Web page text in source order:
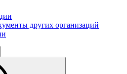
других организаций